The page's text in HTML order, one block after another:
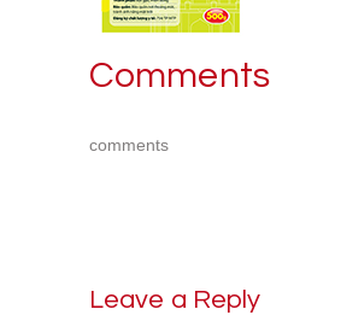
Comments
comments
Leave a Reply